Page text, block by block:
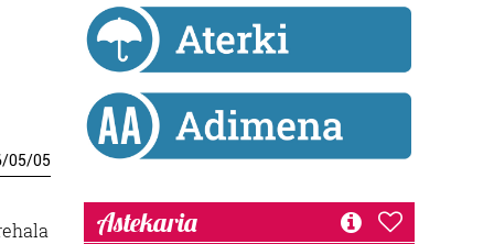
/05/05
Astekaria